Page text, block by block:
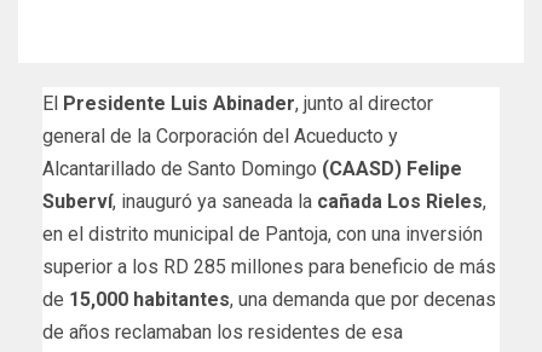
El Presidente Luis Abinader, junto al director
general de la Corporación del Acueducto y
Alcantarillado de Santo Domingo (CAASD) Felipe
Suberví, inauguró ya saneada la cañada Los Rieles,
en el distrito municipal de Pantoja, con una inversión
superior a los RD 285 millones para beneficio de más
de 15,000 habitantes, una demanda que por decenas
de años reclamaban los residentes de esa